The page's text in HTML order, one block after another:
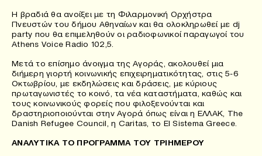
Η βραδιά θα ανοίξει με τη Φιλαρμονική Ορχήστρα
Πνευστών του δήμου Αθηναίων και θα ολοκληρωθεί με dj
party που θα επιμεληθούν οι ραδιοφωνικοί παραγωγοί του
Athens Voice Radio 102,5.
Μετά το επίσημο άνοιγμα της Αγοράς, ακολουθεί μια
διήμερη γιορτή κοινωνικής επιχειρηματικότητας, στις 5-6
Οκτωβρίου, με εκδηλώσεις και δράσεις, με κύριους
πρωταγωνιστές το κοινό, τα νέα καταστήματα, καθώς και
τους κοινωνικούς φορείς που φιλοξενούνται και
δραστηριοποιούνται στην Αγορά όπως είναι η ΕΛΛΑΚ, The
Danish Refugee Council, η Caritas, το El Sistema Greece.
ΑΝΑΛΥΤΙΚΑ ΤΟ ΠΡΟΓΡΑΜΜΑ ΤΟΥ ΤΡΙΗΜΕΡΟΥ